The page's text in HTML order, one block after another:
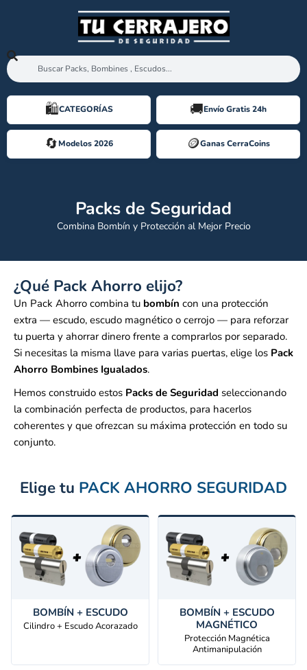
🛍️️CATEGORÍAS 🚚Envío Gratis 24h
🔄Modelos 2026 🪙️Ganas CerraCoins
Packs de Seguridad
Combina Bombín y Protección al Mejor Precio
¿Qué Pack Ahorro elijo?
Un Pack Ahorro combina tu bombín con una protección
extra — escudo, escudo magnético o cerrojo — para reforzar
tu puerta y ahorrar dinero frente a comprarlos por separado.
Si necesitas la misma llave para varias puertas, elige los Pack
Ahorro Bombines Igualados.
Hemos construido estos Packs de Seguridad seleccionando
la combinación perfecta de productos, para hacerlos
coherentes y que ofrezcan su máxima protección en todo su
conjunto.
Elige tu PACK AHORRO SEGURIDAD
BOMBÍN + ESCUDO
Cilindro + Escudo Acorazado
BOMBÍN + ESCUDO
MAGNÉTICO
Protección Magnética
Antimanipulación